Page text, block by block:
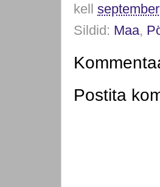
kell
Sildid: Maa,
Postita